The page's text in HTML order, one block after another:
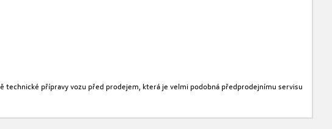
přípravy vozu před prodejem, která je velmi podobná předprodejnímu servisu